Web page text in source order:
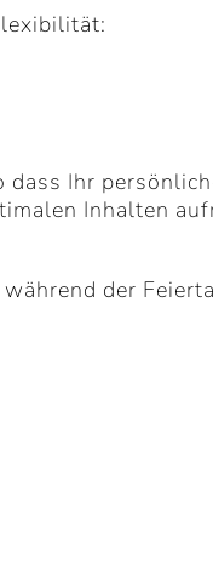
Ihr
Inhalten
der